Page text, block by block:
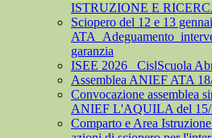
ISTRUZIONE E
Sciopero del 12 e 13
garanzia
ISEE 2026_ CislScuola
Assemblea ANIEF ATA
Convocazione assemblea
ANIEF L'AQUILA del 15/
Comparto e Area Istruzione